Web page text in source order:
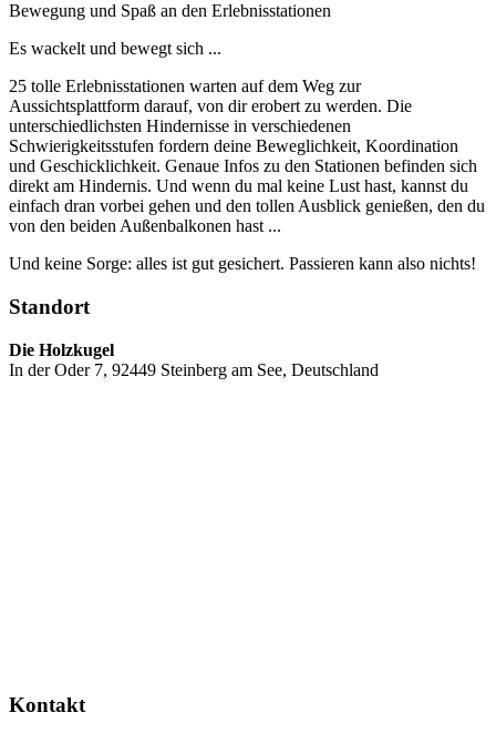
Bewegung und Spaß an den Erlebnisstationen
Es wackelt und bewegt sich ...
25 tolle Erlebnisstationen warten auf dem Weg zur
Aussichtsplattform darauf, von dir erobert zu werden. Die
unterschiedlichsten Hindernisse in verschiedenen
Schwierigkeitsstufen fordern deine Beweglichkeit, Koordination
und Geschicklichkeit. Genaue Infos zu den Stationen befinden sich
direkt am Hindernis. Und wenn du mal keine Lust hast, kannst du
einfach dran vorbei gehen und den tollen Ausblick genießen, den du
von den beiden Außenbalkonen hast ...
Und keine Sorge: alles ist gut gesichert. Passieren kann also nichts!
Standort
Die Holzkugel
In der Oder 7, 92449 Steinberg am See, Deutschland
Kontakt